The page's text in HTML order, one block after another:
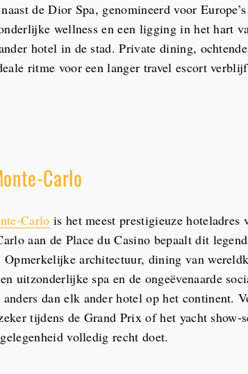
de Dior Spa, genomineerd voor
wellness en een ligging in het hart
hotel in de stad. Private dining,
ritme voor een langer travel escort
Carlo
Carlo is het meest prestigieuze
aan de Place du Casino bepaalt dit
architectuur, dining van
uitzonderlijke spa en de ongeëvenaarde
anders dan elk ander hotel op het continent.
tijdens de Grand Prix of het yacht show-
volledig recht doet.